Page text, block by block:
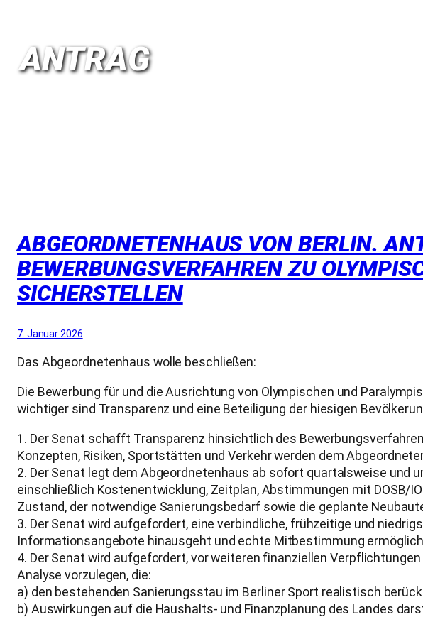
ANTRAG
ABGEORDNETENHAUS VON BERLIN.
BEWERBUNGSVERFAHREN ZU
SICHERSTELLEN
7. Januar 2026
Das Abgeordnetenhaus wolle beschließen:
Die Bewerbung für und die Ausrichtung von Olympischen und
wichtiger sind Transparenz und eine Beteiligung der hiesigen
1. Der Senat schafft Transparenz hinsichtlich des
Konzepten, Risiken, Sportstätten und Verkehr werden dem
2. Der Senat legt dem Abgeordnetenhaus ab sofort quartalsweise
einschließlich Kostenentwicklung, Zeitplan, Abstimmungen mit DOSB/
Zustand, der notwendige Sanierungsbedarf sowie die geplante
3. Der Senat wird aufgefordert, eine verbindliche, frühzeitige und
Informationsangebote hinausgeht und echte Mitbestimmung
4. Der Senat wird aufgefordert, vor weiteren finanziellen
Analyse vorzulegen, die:
a) den bestehenden Sanierungsstau im Berliner Sport realistisch
b) Auswirkungen auf die Haushalts- und Finanzplanung des Landes